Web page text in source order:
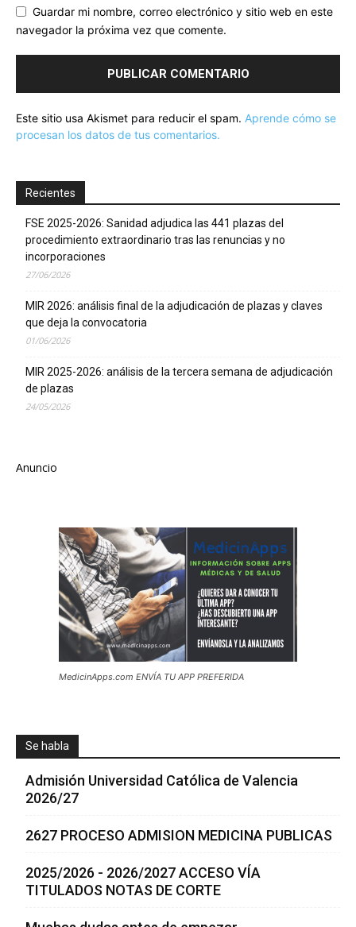
Guardar mi nombre, correo electrónico y sitio web en este
navegador la próxima vez que comente.
Este sitio usa Akismet para reducir el spam. Aprende cómo se
procesan los datos de tus comentarios.
Recientes
FSE 2025-2026: Sanidad adjudica las 441 plazas del
procedimiento extraordinario tras las renuncias y no
incorporaciones
27/06/2026
MIR 2026: análisis final de la adjudicación de plazas y claves
que deja la convocatoria
01/06/2026
MIR 2025-2026: análisis de la tercera semana de adjudicación
de plazas
24/05/2026
Anuncio
MedicinApps.com ENVÍA TU APP PREFERIDA
Se habla
Admisión Universidad Católica de Valencia
2026/27
2627 PROCESO ADMISION MEDICINA PUBLICAS
2025/2026 - 2026/2027 ACCESO VÍA
TITULADOS NOTAS DE CORTE